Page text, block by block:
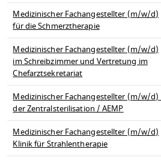
Medizinischer Fachangestellter (m/w/d)
für die Schmerztherapie
Medizinischer Fachangestellter (m/w/d)
im Schreibzimmer und Vertretung im
Chefarztsekretariat
Medizinischer Fachangestellter (m/w/d)
der Zentralsterilisation / AEMP
Medizinischer Fachangestellter (m/w/d)
Klinik für Strahlentherapie